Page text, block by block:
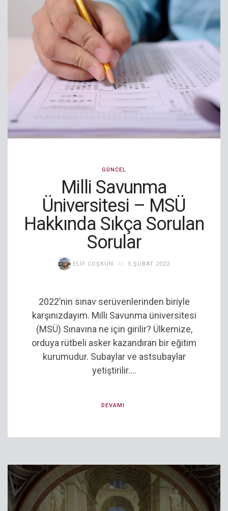
GÜNCEL
Milli Savunma
Üniversitesi – MSÜ
Hakkında Sıkça Sorulan
Sorular
ELIF COŞKUN 5 ŞUBAT 2022
2022’nin sınav serüvenlerinden biriyle
karşınızdayım. Milli Savunma üniversitesi
(MSÜ) Sınavına ne için girilir? Ülkemize,
orduya rütbeli asker kazandıran bir eğitim
kurumudur. Subaylar ve astsubaylar
yetiştirilir....
DEVAMI